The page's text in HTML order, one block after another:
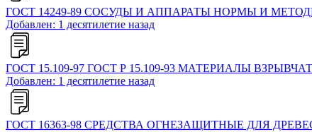
ГОСТ 14249-89 СОСУДЫ И АППАРАТЫ НОРМЫ И
Добавлен: 1 десятилетие назад
ГОСТ 15.109-97 ГОСТ Р 15.109-93 МАТЕРИАЛЫ
Добавлен: 1 десятилетие назад
ГОСТ 16363-98 СРЕДСТВА ОГНЕЗАЩИТНЫЕ ДЛЯ